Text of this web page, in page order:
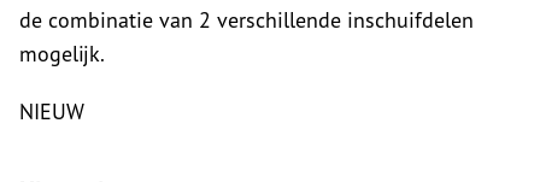
de combinatie van 2 verschillende inschuifdelen
mogelijk.
NIEUW